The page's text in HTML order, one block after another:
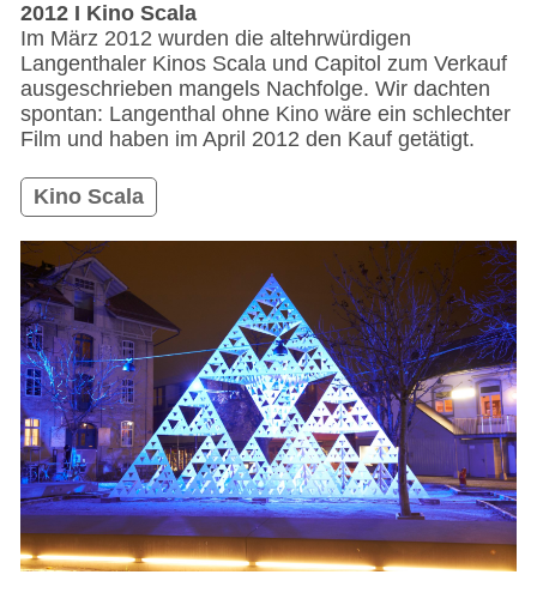
2012 I Kino Scala
Im März 2012 wurden die altehrwürdigen
Langenthaler Kinos Scala und Capitol zum Verkauf
ausgeschrieben mangels Nachfolge. Wir dachten
spontan: Langenthal ohne Kino wäre ein schlechter
Film und haben im April 2012 den Kauf getätigt.
Kino Scala